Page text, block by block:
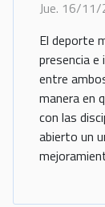
Jue. 16/
El deporte
presencia
entre
manera en
con las
abierto un